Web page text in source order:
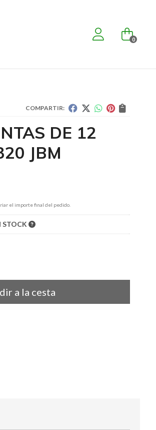
0
COMPARTIR:
DE 12
JBM
el importe final del pedido.
STOCK
a la cesta